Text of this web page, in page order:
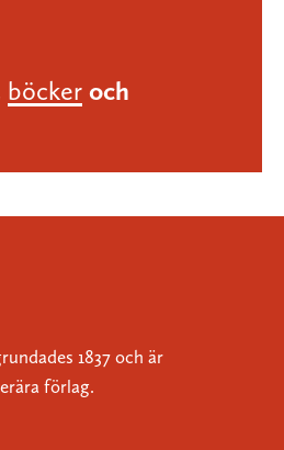
böcker och
1837 och är
förlag.